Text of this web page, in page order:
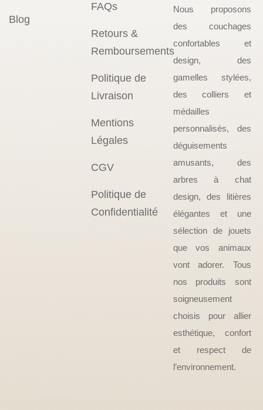
Blog
FAQs
Retours &
Remboursements
Politique de
Livraison
Mentions
Légales
CGV
Politique de
Confidentialité
Nous proposons
des couchages
confortables et
design, des
gamelles stylées,
des colliers et
médailles
personnalisés, des
déguisements
amusants, des
arbres à chat
design, des litières
élégantes et une
sélection de jouets
que vos animaux
vont adorer. Tous
nos produits sont
soigneusement
choisis pour allier
esthétique, confort
et respect de
l’environnement.